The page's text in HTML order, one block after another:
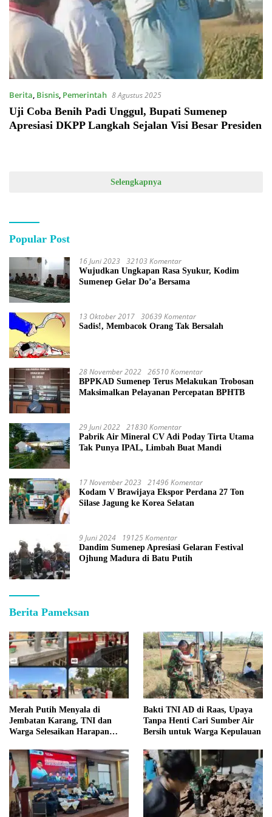
Berita, Bisnis, Pemerintah 8 Agustus 2025
Uji Coba Benih Padi Unggul, Bupati Sumenep
Apresiasi DKPP Langkah Sejalan Visi Besar Presiden
Selengkapnya
Popular Post
16 Juni 2023 32103 Komentar
Wujudkan Ungkapan Rasa Syukur, Kodim
Sumenep Gelar Do’a Bersama
13 Oktober 2017 30639 Komentar
Sadis!, Membacok Orang Tak Bersalah
28 November 2022 26510 Komentar
BPPKAD Sumenep Terus Melakukan Trobosan
Maksimalkan Pelayanan Percepatan BPHTB
29 Juni 2022 21830 Komentar
Pabrik Air Mineral CV Adi Poday Tirta Utama
Tak Punya IPAL, Limbah Buat Mandi
17 November 2023 21496 Komentar
Kodam V Brawijaya Ekspor Perdana 27 Ton
Silase Jagung ke Korea Selatan
9 Juni 2024 19125 Komentar
Dandim Sumenep Apresiasi Gelaran Festival
Ojhung Madura di Batu Putih
Berita Pameksan
Merah Putih Menyala di
Jembatan Karang, TNI dan
Warga Selesaikan Harapan
Bakti TNI AD di Raas, Upaya
Tanpa Henti Cari Sumber Air
Bersih untuk Warga Kepulauan